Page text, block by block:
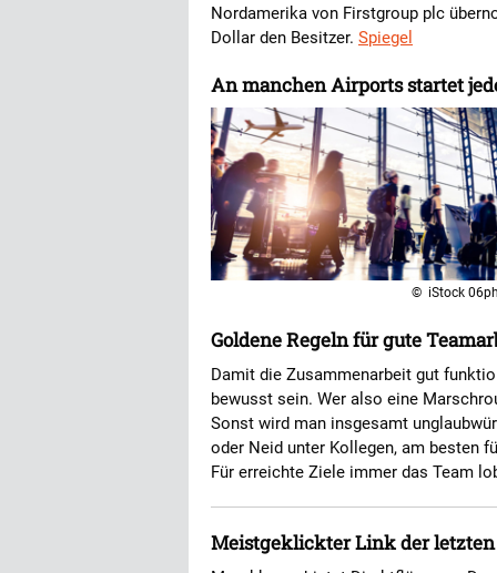
Nordamerika von Firstgroup plc
Dollar den Besitzer. Spiegel
An manchen Airports startet
© iStock
Goldene Regeln für gute
Damit die Zusammenarbeit gut
bewusst sein. Wer also eine
Sonst wird man insgesamt
oder Neid unter Kollegen, am besten
Für erreichte Ziele immer das Team
Meistgeklickter Link der letzten